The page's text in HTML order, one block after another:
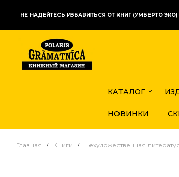
НЕ НАДЕЙТЕСЬ ИЗБАВИТЬСЯ ОТ КНИГ (УМБЕРТО ЭКО)
КАТАЛОГ
НОВИНКИ
Главная Книги Нехудожественная